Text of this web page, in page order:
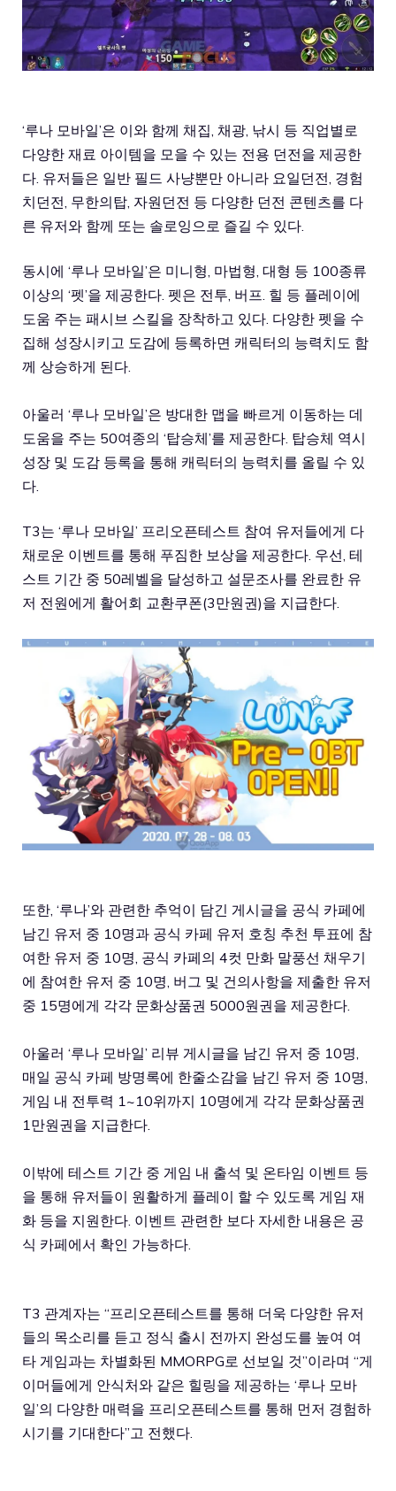
‘루나 모바일’은 이와 함께 채집, 채광, 낚시 등 직업별로
다양한 재료 아이템을 모을 수 있는 전용 던전을 제공한
다. 유저들은 일반 필드 사냥뿐만 아니라 요일던전, 경험
치던전, 무한의탑, 자원던전 등 다양한 던전 콘텐츠를 다
른 유저와 함께 또는 솔로잉으로 즐길 수 있다.
동시에 ‘루나 모바일’은 미니형, 마법형, 대형 등 100종류
이상의 ‘펫’을 제공한다. 펫은 전투, 버프. 힐 등 플레이에
도움 주는 패시브 스킬을 장착하고 있다. 다양한 펫을 수
집해 성장시키고 도감에 등록하면 캐릭터의 능력치도 함
께 상승하게 된다.
아울러 ‘루나 모바일’은 방대한 맵을 빠르게 이동하는 데
도움을 주는 50여종의 ‘탑승체’를 제공한다. 탑승체 역시
성장 및 도감 등록을 통해 캐릭터의 능력치를 올릴 수 있
다.
T3는 ‘루나 모바일’ 프리오픈테스트 참여 유저들에게 다
채로운 이벤트를 통해 푸짐한 보상을 제공한다. 우선, 테
스트 기간 중 50레벨을 달성하고 설문조사를 완료한 유
저 전원에게 활어회 교환쿠폰(3만원권)을 지급한다.
또한, ‘루나’와 관련한 추억이 담긴 게시글을 공식 카페에
남긴 유저 중 10명과 공식 카페 유저 호칭 추천 투표에 참
여한 유저 중 10명, 공식 카페의 4컷 만화 말풍선 채우기
에 참여한 유저 중 10명, 버그 및 건의사항을 제출한 유저
중 15명에게 각각 문화상품권 5000원권을 제공한다.
아울러 ‘루나 모바일’ 리뷰 게시글을 남긴 유저 중 10명,
매일 공식 카페 방명록에 한줄소감을 남긴 유저 중 10명,
게임 내 전투력 1~10위까지 10명에게 각각 문화상품권
1만원권을 지급한다.
이밖에 테스트 기간 중 게임 내 출석 및 온타임 이벤트 등
을 통해 유저들이 원활하게 플레이 할 수 있도록 게임 재
화 등을 지원한다. 이벤트 관련한 보다 자세한 내용은 공
식 카페에서 확인 가능하다.
T3 관계자는 “프리오픈테스트를 통해 더욱 다양한 유저
들의 목소리를 듣고 정식 출시 전까지 완성도를 높여 여
타 게임과는 차별화된 MMORPG로 선보일 것”이라며 “게
이머들에게 안식처와 같은 힐링을 제공하는 ‘루나 모바
일’의 다양한 매력을 프리오픈테스트를 통해 먼저 경험하
시기를 기대한다”고 전했다.